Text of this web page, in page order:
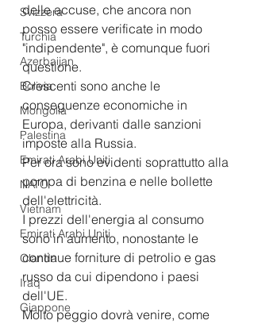
Svizzera
Turchia
Azerbaijan
Bolivia
Mongolia
Palestina
Emirati Arabi Uniti
NATO
Vietnam
Emirati Arabi Uniti
Olanda
Iraq
Giappone
delle accuse, che ancora non
posso essere verificate in modo
"indipendente", è comunque fuori
questione.
Crescenti sono anche le
conseguenze economiche in
Europa, derivanti dalle sanzioni
imposte alla Russia.
Per ora sono evidenti soprattutto alla
pompa di benzina e nelle bollette
dell'elettricità.
I prezzi dell'energia al consumo
sono in aumento, nonostante le
continue forniture di petrolio e gas
russo da cui dipendono i paesi
dell'UE.
Molto peggio dovrà venire, come